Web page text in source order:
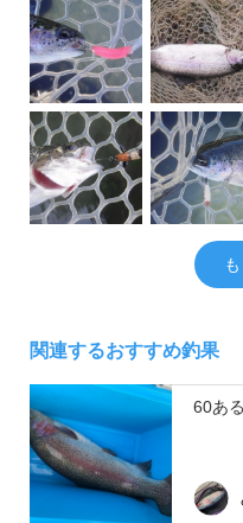
関連するおすすめ釣果
60あ